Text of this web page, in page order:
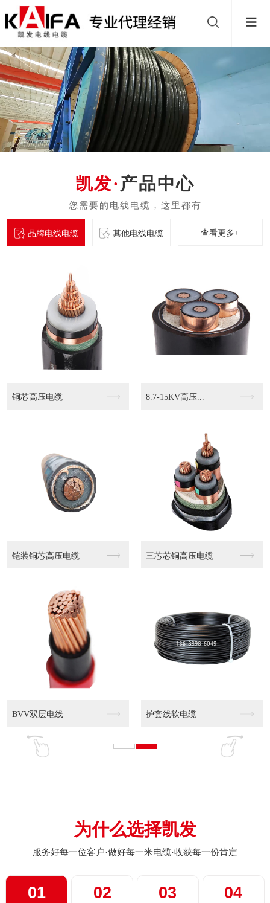
产品中心
品牌电线电缆 其他电线电缆 查看更多+
KVVP2 4503... KVVP2-22 4...
WDZN-YJY 0... WDZN-YJY 0...
WDZ-YJY 0.... WDZ-YJY 0....
为什么选择凯发
服务好每一位客户·做好每一米电缆·收获每一份肯定
01 02 03 04